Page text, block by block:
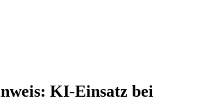
KI-Einsatz bei